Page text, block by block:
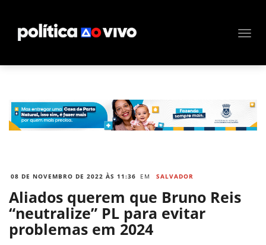
08 DE NOVEMBRO DE 2022 ÀS 11:36 EM SALVADOR
Aliados querem que Bruno Reis
“neutralize” PL para evitar
problemas em 2024